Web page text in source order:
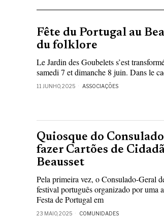
Fête du Portugal au
du folklore
Le Jardin des Goubelets s’est
samedi 7 et dimanche 8 juin. Dans le
11 JUNHO, 2025 ASSOCIAÇÕES
Quiosque do
fazer Cartões de
Beausset
Pela primeira vez, o Consulado-Geral
festival português organizado por uma
Festa de Portugal em
23 MAIO, 2025 COMUNIDADES